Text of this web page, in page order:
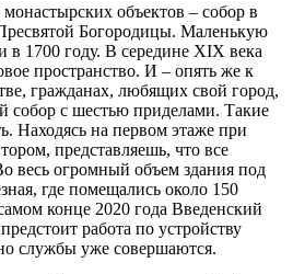
объектов – собор в
Богородицы. Маленькую
в 1700 году. В середине ХIХ века
пространство. И – опять же к
гражданах, любящих свой город,
собор с шестью приделами. Такие
Находясь на первом этаже при
представляешь, что все
весь огромный объем здания под
где помещались около 150
конце 2020 года Введенский
работа по устройству
службы уже совершаются.